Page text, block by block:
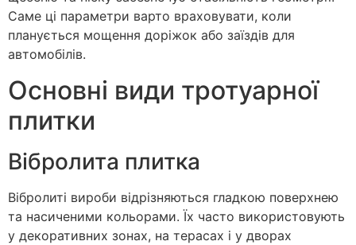
Саме ці параметри варто враховувати, коли
планується мощення доріжок або заїздів для
автомобілів.
Основні види тротуарної
плитки
Вібролитa плитка
Вібролиті вироби відрізняються гладкою поверхнею
та насиченими кольорами. Їх часто використовують
у декоративних зонах, на терасах і у дворах